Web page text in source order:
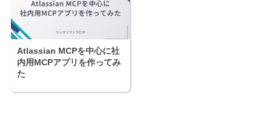
Atlassian MCPを中心に社
内用MCPアプリを作ってみ
た